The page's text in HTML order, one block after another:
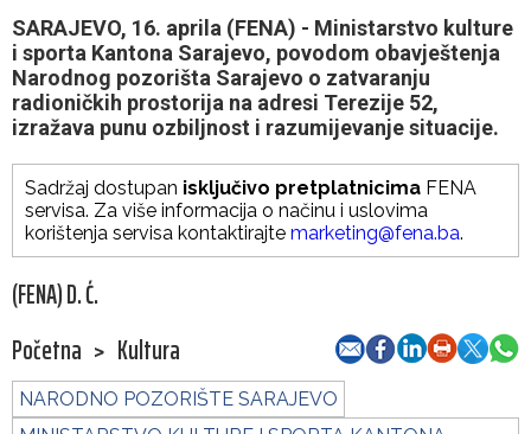
SARAJEVO, 16. aprila (FENA) - Ministarstvo kulture
i sporta Kantona Sarajevo, povodom obavještenja
Narodnog pozorišta Sarajevo o zatvaranju
radioničkih prostorija na adresi Terezije 52,
izražava punu ozbiljnost i razumijevanje situacije.
Sadržaj dostupan isključivo pretplatnicima FENA
servisa. Za više informacija o načinu i uslovima
korištenja servisa kontaktirajte marketing@fena.ba.
(FENA) D. Ć.
Početna > Kultura
NARODNO POZORIŠTE SARAJEVO